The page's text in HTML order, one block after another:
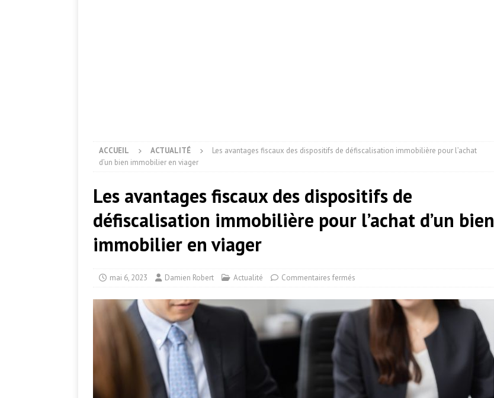
ACCUEIL ACTUALITÉ
Les avantages fiscaux des dispositifs de défiscalisation immobilière pour l’achat
d’un bien immobilier en viager
Les avantages fiscaux des dispositifs de
défiscalisation immobilière pour l’achat d’un bien
immobilier en viager
mai 6, 2023 Damien Robert Actualité Commentaires fermés